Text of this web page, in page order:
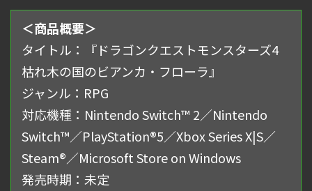
＜商品概要＞
タイトル：『ドラゴンクエストモンスターズ4
枯れ⽊の国のビアンカ・フローラ』
ジャンル：RPG
対応機種：Nintendo Switch™ 2／Nintendo
Switch™／PlayStation®5／Xbox Series X|S／
Steam®／Microsoft Store on Windows
発売時期：未定